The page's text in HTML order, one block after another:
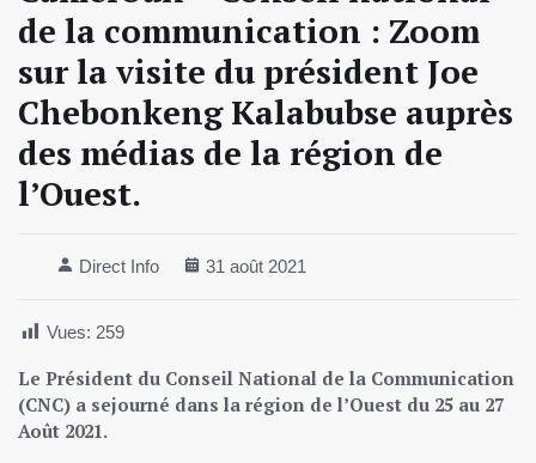
de la communication : Zoom
sur la visite du président Joe
Chebonkeng Kalabubse auprès
des médias de la région de
l’Ouest.
Direct Info 31 août 2021
Vues: 259
Le Président du Conseil National de la Communication
(CNC) a sejourné dans la région de l’Ouest du 25 au 27
Août 2021.